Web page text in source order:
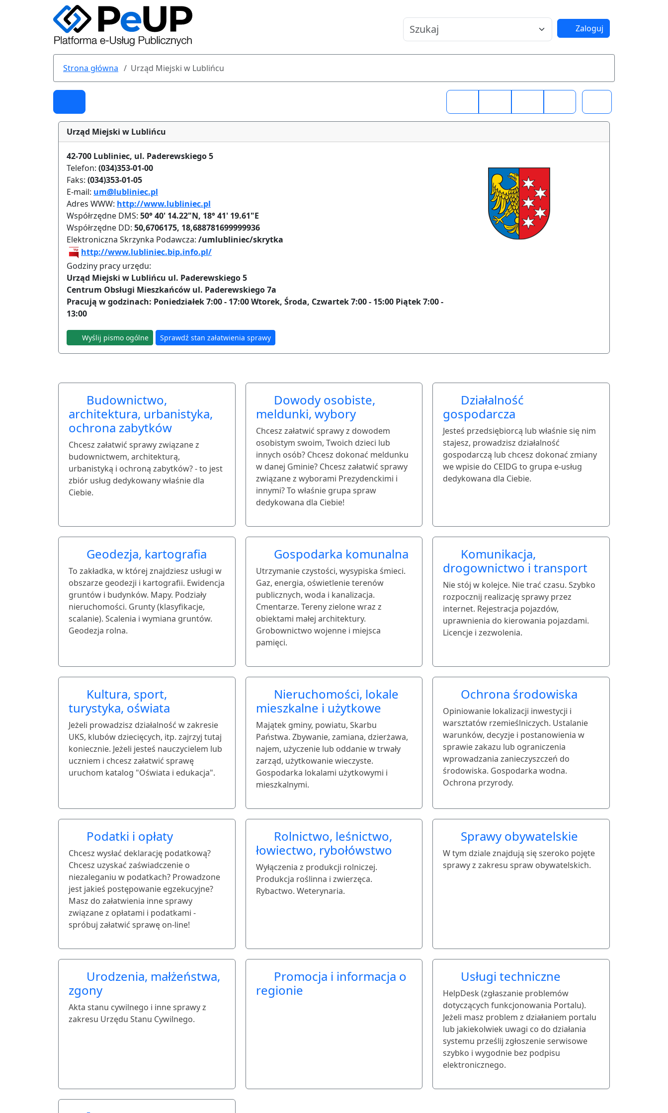
Przejdź do głównej treści
Szukaj Zaloguj
Strona główna Urząd Miejski w Lublińcu
Usługi i karty usług pogrupowane tematycznie
Urząd Miejski w Lublińcu
42-700 Lubliniec, ul. Paderewskiego 5
Telefon: (034)353-01-00
Faks: (034)353-01-05
E-mail: um@lubliniec.pl
Adres WWW: http://www.lubliniec.pl
Współrzędne DMS: 50° 40' 14.22"N, 18° 41' 19.61"E
Współrzędne DD: 50,6706175, 18,688781699999936
Elektroniczna Skrzynka Podawcza: /umlubliniec/skrytka
http://www.lubliniec.bip.info.pl/
Godziny pracy urzędu:
Urząd Miejski w Lublińcu ul. Paderewskiego 5
Centrum Obsługi Mieszkańców ul. Paderewskiego 7a
Pracują w godzinach: Poniedziałek 7:00 - 17:00 Wtorek, Środa, Czwartek 7:00 - 15:00 Piątek 7:00 -
13:00
Wyślij pismo ogólne Sprawdź stan załatwienia sprawy
Budownictwo,
architektura, urbanistyka,
ochrona zabytków
Chcesz załatwić sprawy związane z
budownictwem, architekturą,
urbanistyką i ochroną zabytków? - to jest
zbiór usług dedykowany właśnie dla
Ciebie.
Dowody osobiste,
meldunki, wybory
Chcesz załatwić sprawy z dowodem
osobistym swoim, Twoich dzieci lub
innych osób? Chcesz dokonać meldunku
w danej Gminie? Chcesz załatwić sprawy
związane z wyborami Prezydenckimi i
innymi? To właśnie grupa spraw
dedykowana dla Ciebie!
Działalność
gospodarcza
Jesteś przedsiębiorcą lub właśnie się nim
stajesz, prowadzisz działalność
gospodarczą lub chcesz dokonać zmiany
we wpisie do CEIDG to grupa e-usług
dedykowana dla Ciebie.
Geodezja, kartografia
To zakładka, w której znajdziesz usługi w
obszarze geodezji i kartografii. Ewidencja
gruntów i budynków. Mapy. Podziały
nieruchomości. Grunty (klasyfikacje,
scalanie). Scalenia i wymiana gruntów.
Geodezja rolna.
Gospodarka komunalna
Utrzymanie czystości, wysypiska śmieci.
Gaz, energia, oświetlenie terenów
publicznych, woda i kanalizacja.
Cmentarze. Tereny zielone wraz z
obiektami małej architektury.
Grobownictwo wojenne i miejsca
pamięci.
Komunikacja,
drogownictwo i transport
Nie stój w kolejce. Nie trać czasu. Szybko
rozpocznij realizację sprawy przez
internet. Rejestracja pojazdów,
uprawnienia do kierowania pojazdami.
Licencje i zezwolenia.
Kultura, sport,
turystyka, oświata
Jeżeli prowadzisz działalność w zakresie
UKS, klubów dziecięcych, itp. zajrzyj tutaj
koniecznie. Jeżeli jesteś nauczycielem lub
uczniem i chcesz załatwić sprawę
uruchom katalog "Oświata i edukacja".
Nieruchomości, lokale
mieszkalne i użytkowe
Majątek gminy, powiatu, Skarbu
Państwa. Zbywanie, zamiana, dzierżawa,
najem, użyczenie lub oddanie w trwały
zarząd, użytkowanie wieczyste.
Gospodarka lokalami użytkowymi i
mieszkalnymi.
Ochrona środowiska
Opiniowanie lokalizacji inwestycji i
warsztatów rzemieślniczych. Ustalanie
warunków, decyzje i postanowienia w
sprawie zakazu lub ograniczenia
wprowadzania zanieczyszczeń do
środowiska. Gospodarka wodna.
Ochrona przyrody.
Podatki i opłaty
Chcesz wysłać deklarację podatkową?
Chcesz uzyskać zaświadczenie o
niezaleganiu w podatkach? Prowadzone
jest jakieś postępowanie egzekucyjne?
Masz do załatwienia inne sprawy
związane z opłatami i podatkami -
spróbuj załatwić sprawę on-line!
Rolnictwo, leśnictwo,
łowiectwo, rybołówstwo
Wyłączenia z produkcji rolniczej.
Produkcja roślinna i zwierzęca.
Rybactwo. Weterynaria.
Sprawy obywatelskie
W tym dziale znajdują się szeroko pojęte
sprawy z zakresu spraw obywatelskich.
Urodzenia, małżeństwa,
zgony
Akta stanu cywilnego i inne sprawy z
zakresu Urzędu Stanu Cywilnego.
Promocja i informacja o
regionie
Usługi techniczne
HelpDesk (zgłaszanie problemów
dotyczących funkcjonowania Portalu).
Jeżeli masz problem z działaniem portalu
lub jakiekolwiek uwagi co do działania
systemu prześlij zgłoszenie serwisowe
szybko i wygodnie bez podpisu
elektronicznego.